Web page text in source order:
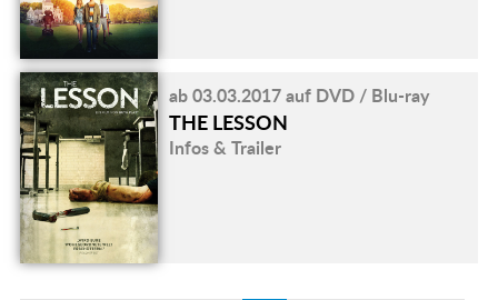
ab 03.03.2017 auf DVD / Blu-ray
THE LESSON
Infos & Trailer